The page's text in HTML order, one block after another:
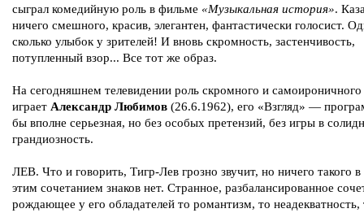
сыграл комедийную роль в фильме «Музыкальная история».
ничего смешного, красив, элегантен, фантастически голосист.
сколько улыбок у зрителей! И вновь скромность, застенчивость,
потупленный взор... Все тот же образ.
На сегодняшнем телевидении роль скромного и
играет Александр Любимов (26.6.1962), его «Взгляд» —
бы вполне серьезная, но без особых претензий, без игры в
грандиозность.
ЛЕВ. Что и говорить, Тигр-Лев грозно звучит, но ничего такого
этим сочетанием знаков нет. Странное, разбалансированное
рождающее у его обладателей то романтизм, то неадекватность,